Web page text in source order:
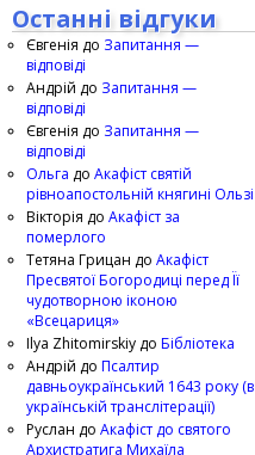
Останні відгуки
Євгенія до Запитання —
відповіді
Андрій до Запитання —
відповіді
Євгенія до Запитання —
відповіді
Ольга до Акафіст святій
рівноапостольній княгині Ользі
Вікторія до Акафіст за
померлого
Тетяна Грицан до Акафіст
Пресвятої Богородиці перед Її
чудотворною іконою
«Всецариця»
Ilya Zhitomirskiy до Бібліотека
Андрій до Псалтир
давньоукраїнський 1643 року (в
українській транслітерації)
Руслан до Акафіст до святого
Архистратига Михаїла